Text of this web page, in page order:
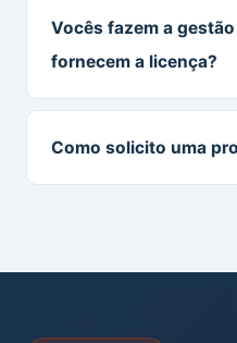
Vocês fazem a
fornecem a licença?
Como solicito uma